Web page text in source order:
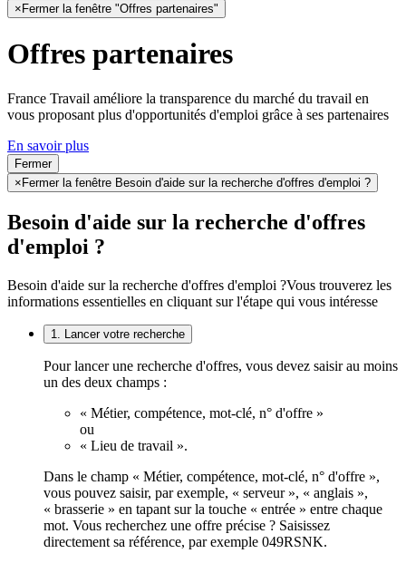
× Fermer la fenêtre "Offres partenaires"
Offres partenaires
France Travail améliore la transparence du marché du travail en
vous proposant plus d'opportunités d'emploi grâce à ses partenaires
En savoir plus
Fermer
× Fermer la fenêtre Besoin d'aide sur la recherche d'offres d'emploi ?
Besoin d'aide sur la recherche d'offres
d'emploi ?
Besoin d'aide sur la recherche d'offres d'emploi ?Vous trouverez les
informations essentielles en cliquant sur l'étape qui vous intéresse
1. Lancer votre recherche
Pour lancer une recherche d'offres, vous devez saisir au moins
un des deux champs :
« Métier, compétence, mot-clé, n° d'offre »
ou
« Lieu de travail ».
Dans le champ « Métier, compétence, mot-clé, n° d'offre »,
vous pouvez saisir, par exemple, « serveur », « anglais »,
« brasserie » en tapant sur la touche « entrée » entre chaque
mot. Vous recherchez une offre précise ? Saisissez
directement sa référence, par exemple 049RSNK.